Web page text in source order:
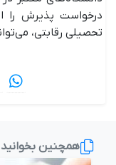
درخواست پذیرش را
تحصیلی رقابتی،
همچنین بخوانید